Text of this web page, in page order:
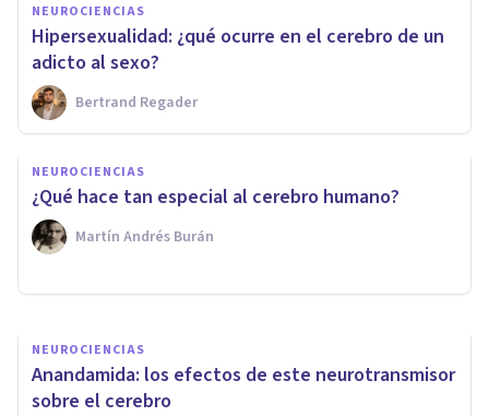
NEUROCIENCIAS
Hipersexualidad: ¿qué ocurre en el cerebro de un
adicto al sexo?
Bertrand Regader
NEUROCIENCIAS
¿Qué hace tan especial al cerebro humano?
Martín Andrés Burán
​Neurogastronomía: comer con
el paladar, un acto del cerebro
NEUROCIENCIAS
Anandamida: los efectos de este neurotransmisor
sobre el cerebro